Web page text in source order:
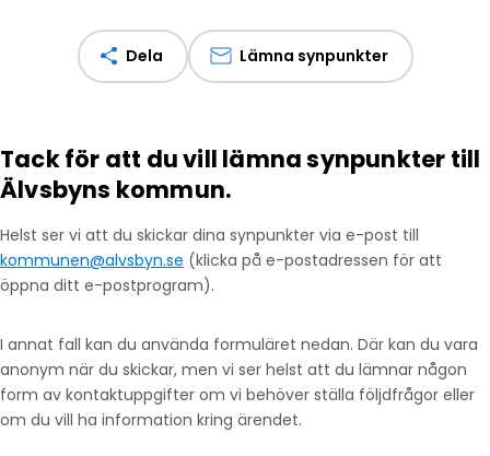
Dela Lämna synpunkter
Tack för att du vill lämna synpunkter till
Älvsbyns kommun.
Helst ser vi att du skickar dina synpunkter via e-post till
kommunen@alvsbyn.se (klicka på e-postadressen för att
öppna ditt e-postprogram).
I annat fall kan du använda formuläret nedan. Där kan du vara
anonym när du skickar, men vi ser helst att du lämnar någon
form av kontaktuppgifter om vi behöver ställa följdfrågor eller
om du vill ha information kring ärendet.